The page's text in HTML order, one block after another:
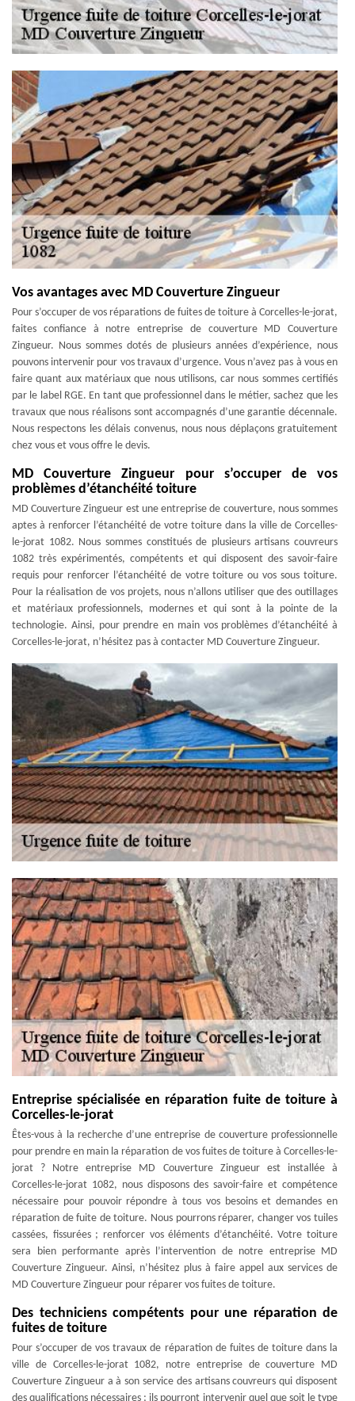
Vos avantages avec MD Couverture Zingueur
Pour s’occuper de vos réparations de fuites de toiture à Corcelles-le-jorat,
faites confiance à notre entreprise de couverture MD Couverture
Zingueur. Nous sommes dotés de plusieurs années d’expérience, nous
pouvons intervenir pour vos travaux d’urgence. Vous n’avez pas à vous en
faire quant aux matériaux que nous utilisons, car nous sommes certifiés
par le label RGE. En tant que professionnel dans le métier, sachez que les
travaux que nous réalisons sont accompagnés d’une garantie décennale.
Nous respectons les délais convenus, nous nous déplaçons gratuitement
chez vous et vous offre le devis.
MD Couverture Zingueur pour s’occuper de vos
problèmes d’étanchéité toiture
MD Couverture Zingueur est une entreprise de couverture, nous sommes
aptes à renforcer l’étanchéité de votre toiture dans la ville de Corcelles-
le-jorat 1082. Nous sommes constitués de plusieurs artisans couvreurs
1082 très expérimentés, compétents et qui disposent des savoir-faire
requis pour renforcer l’étanchéité de votre toiture ou vos sous toiture.
Pour la réalisation de vos projets, nous n’allons utiliser que des outillages
et matériaux professionnels, modernes et qui sont à la pointe de la
technologie. Ainsi, pour prendre en main vos problèmes d’étanchéité à
Corcelles-le-jorat, n’hésitez pas à contacter MD Couverture Zingueur.
Entreprise spécialisée en réparation fuite de toiture à
Corcelles-le-jorat
Êtes-vous à la recherche d’une entreprise de couverture professionnelle
pour prendre en main la réparation de vos fuites de toiture à Corcelles-le-
jorat ? Notre entreprise MD Couverture Zingueur est installée à
Corcelles-le-jorat 1082, nous disposons des savoir-faire et compétence
nécessaire pour pouvoir répondre à tous vos besoins et demandes en
réparation de fuite de toiture. Nous pourrons réparer, changer vos tuiles
cassées, fissurées ; renforcer vos éléments d’étanchéité. Votre toiture
sera bien performante après l’intervention de notre entreprise MD
Couverture Zingueur. Ainsi, n’hésitez plus à faire appel aux services de
MD Couverture Zingueur pour réparer vos fuites de toiture.
Des techniciens compétents pour une réparation de
fuites de toiture
Pour s’occuper de vos travaux de réparation de fuites de toiture dans la
ville de Corcelles-le-jorat 1082, notre entreprise de couverture MD
Couverture Zingueur a à son service des artisans couvreurs qui disposent
des qualifications nécessaires ; ils pourront intervenir quel que soit le type